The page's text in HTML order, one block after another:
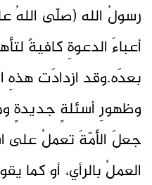
رسولُ الله (صلّى اللهُ
أعباءَ الدعوةِ كافيةً
بعدَه.وقد ازدادَت هذهِ
وظهورِ أسئلةٍ جديدةٍ
جعلَ الأمّةَ تعملُ
العملُ بالرأي، أو